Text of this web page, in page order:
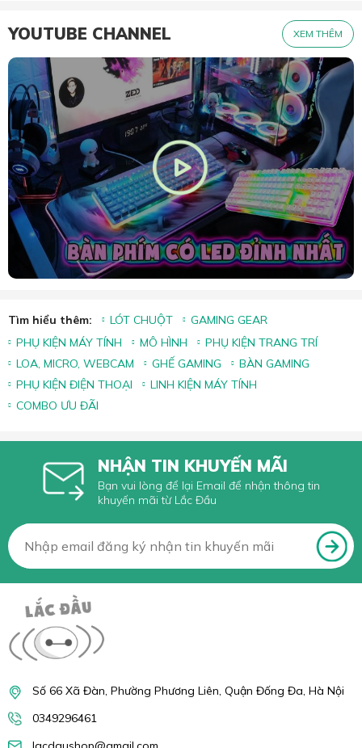
YOUTUBE CHANNEL XEM THÊM
Tìm hiểu thêm: LÓT CHUỘT
GAMING GEAR
PHỤ KIỆN MÁY TÍNH
MÔ HÌNH
PHỤ KIỆN TRANG TRÍ
LOA, MICRO, WEBCAM
GHẾ GAMING
BÀN GAMING
PHỤ KIỆN ĐIỆN THOẠI
LINH KIỆN MÁY TÍNH
COMBO ƯU ĐÃI
NHẬN TIN KHUYẾN MÃI
Bạn vui lòng để lại Email để nhận thông tin
khuyến mãi từ Lắc Đầu
Số 66 Xã Đàn, Phường Phương Liên, Quận Đống Đa, Hà Nội
0349296461